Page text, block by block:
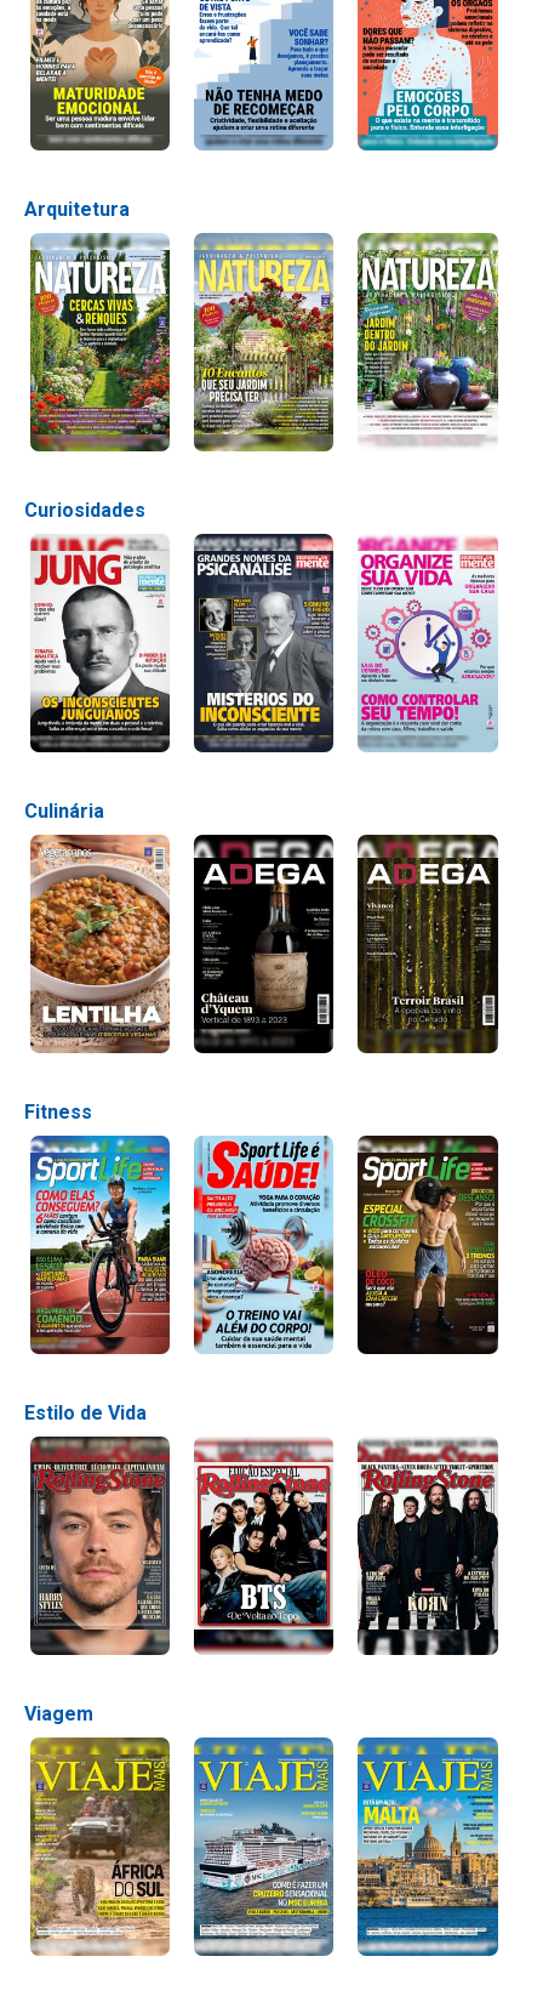
Arquitetura
Curiosidades
Culinária
Fitness
Estilo de Vida
Viagem